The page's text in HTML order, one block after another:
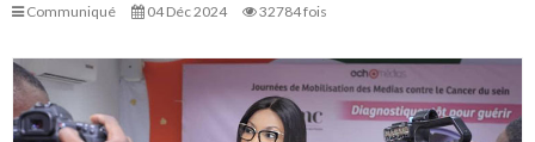
Communiqué 04 Déc 2024 32784 fois